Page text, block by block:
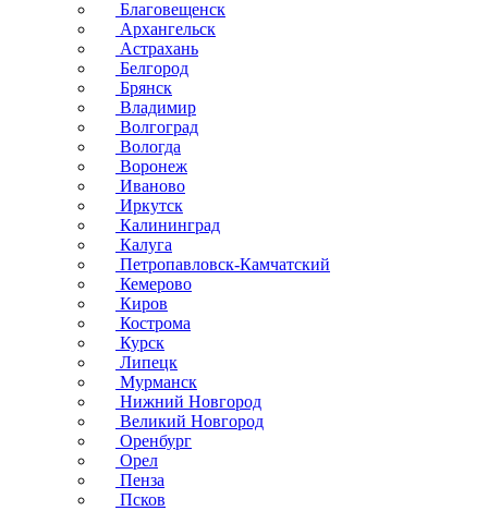
Благовещенск
Архангельск
Астрахань
Белгород
Брянск
Владимир
Волгоград
Вологда
Воронеж
Иваново
Иркутск
Калининград
Калуга
Петропавловск-Камчатский
Кемерово
Киров
Кострома
Курск
Липецк
Мурманск
Нижний Новгород
Великий Новгород
Оренбург
Орел
Пенза
Псков